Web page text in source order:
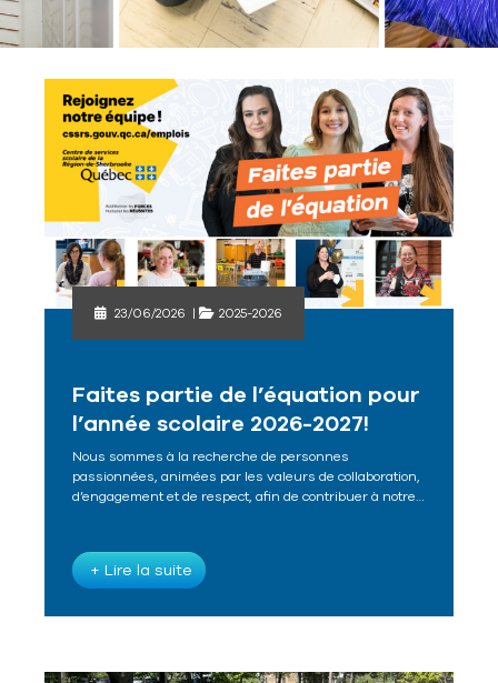
23/06/2026 | 2025-2026
Faites partie de l’équation pour
l’année scolaire 2026-2027!
Nous sommes à la recherche de personnes
passionnées, animées par les valeurs de collaboration,
d’engagement et de respect, afin de contribuer à notre…
+ Lire la suite